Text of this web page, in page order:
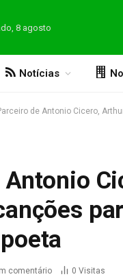
8 agosto
Notícias
de Antonio Cicero,
comentário 0 Visitas